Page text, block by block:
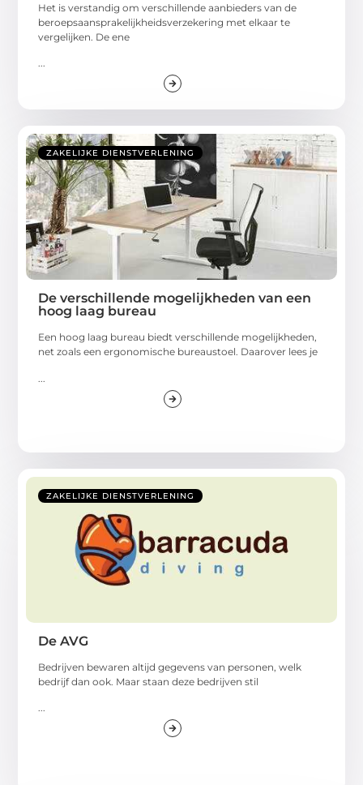
Het is verstandig om verschillende aanbieders van de
beroepsaansprakelijkheidsverzekering met elkaar te
vergelijken. De ene
...
ZAKELIJKE DIENSTVERLENING
De verschillende mogelijkheden van een
hoog laag bureau
Een hoog laag bureau biedt verschillende mogelijkheden,
net zoals een ergonomische bureaustoel. Daarover lees je
ZAKELIJKE DIENSTVERLENING
De AVG
Bedrijven bewaren altijd gegevens van personen, welk
bedrijf dan ook. Maar staan deze bedrijven stil
...